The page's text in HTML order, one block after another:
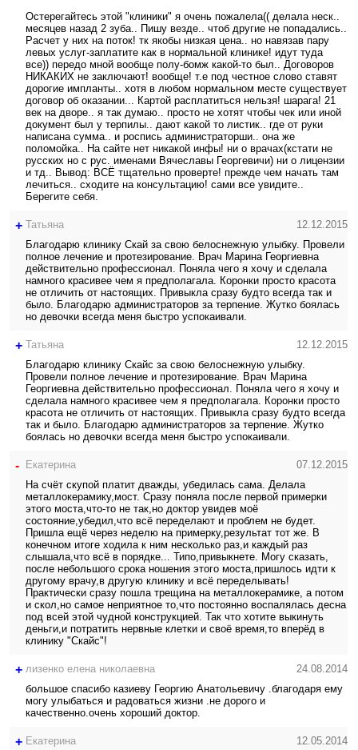
Остерегайтесь этой "клиники" я очень пожалела(( делала неск..
месяцев назад 2 зуба.. Пишу везде.. чтоб другие не попадались..
Расчет у них на поток! тк якобы низкая цена.. но навязав пару
левых услуг-заплатите как в нормальной клинике! идут туда
все)) передо мной вообще полу-бомж какой-то был.. Договоров
НИКАКИХ не заключают! вообще! т.е под честное слово ставят
дорогие импланты.. хотя в любом нормальном месте существует
договор об оказании... Картой расплатиться нельзя! шарага! 21
век на дворе.. я так думаю.. просто не хотят чтобы чек или иной
документ был у терпилы.. дают какой то листик.. где от руки
написана сумма.. и роспись администраторши.. она же
поломойка.. На сайте нет никакой инфы! ни о врачах(кстати не
русских но с рус. именами Вячеславы Георгевичи) ни о лицензии
и тд.. Вывод: ВСЁ тщательно проверте! прежде чем начать там
лечиться.. сходите на консультацию! сами все увидите..
Берегите себя.
+ Татьяна
12.12.2015
Благодарю клинику Скай за свою белоснежную улыбку. Провели
полное лечение и протезирование. Врач Марина Георгиевна
действительно профессионал. Поняла чего я хочу и сделала
намного красивее чем я предполагала. Коронки просто красота
не отличить от настоящих. Привыкла сразу будто всегда так и
было. Благодарю администраторов за терпение. Жутко боялась
но девочки всегда меня быстро успокаивали.
+ Татьяна
12.12.2015
Благодарю клинику Скайс за свою белоснежную улыбку.
Провели полное лечение и протезирование. Врач Марина
Георгиевна действительно профессионал. Поняла чего я хочу и
сделала намного красивее чем я предполагала. Коронки просто
красота не отличить от настоящих. Привыкла сразу будто всегда
так и было. Благодарю администраторов за терпение. Жутко
боялась но девочки всегда меня быстро успокаивали.
- Екатерина
07.12.2015
На счёт скупой платит дважды, убедилась сама. Делала
металлокерамику,мост. Сразу поняла после первой примерки
этого моста,что-то не так,но доктор увидев моё
состояние,убедил,что всё переделают и проблем не будет.
Пришла ещё через неделю на примерку,результат тот же. В
конечном итоге ходила к ним несколько раз,и каждый раз
слышала,что всё в порядке... Типо,привыкнете. Могу сказать,
после небольшого срока ношения этого моста,пришлось идти к
другому врачу,в другую клинику и всё переделывать!
Практически сразу пошла трещина на металлокерамике, а потом
и скол,но самое неприятное то,что постоянно воспалялась десна
под всей этой чудной конструкцией. Так что хотите выкинуть
деньги,и потратить нервные клетки и своё время,то вперёд в
клинику "Скайс"!
+ лизенко елена николаевна
24.08.2014
большое спасибо казиеву Георгию Анатольевичу .благодаря ему
могу улыбаться и радоваться жизни .не дорого и
качественно.очень хороший доктор.
+ Екатерина
12.05.2014